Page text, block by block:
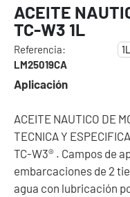
ACEITE
TC-W3 1L
Referencia:
LM25019CA
1L
Aplicación
ACEITE NAUTICO DE
TECNICA Y
TC-W3® . Campos de
embarcaciones de 2
agua con lubricación